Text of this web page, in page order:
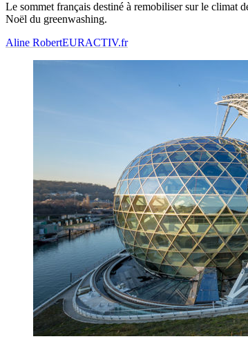
Le sommet français destiné à remobiliser sur le climat
Noël du greenwashing.
Aline RobertEURACTIV.fr